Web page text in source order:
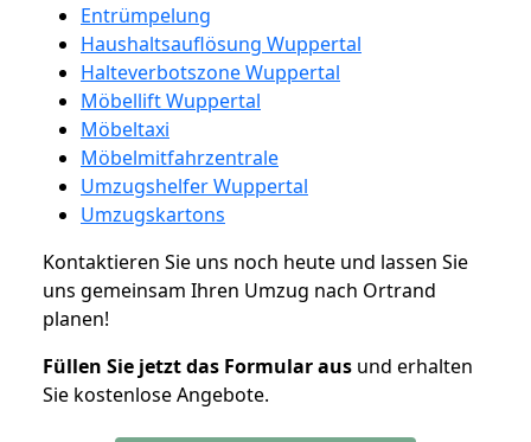
Entrümpelung
Haushaltsauflösung Wuppertal
Halteverbotszone Wuppertal
Möbellift Wuppertal
Möbeltaxi
Möbelmitfahrzentrale
Umzugshelfer Wuppertal
Umzugskartons
Kontaktieren Sie uns noch heute und lassen Sie
uns gemeinsam Ihren Umzug nach Ortrand
planen!
Füllen Sie jetzt das Formular aus und erhalten
Sie kostenlose Angebote.